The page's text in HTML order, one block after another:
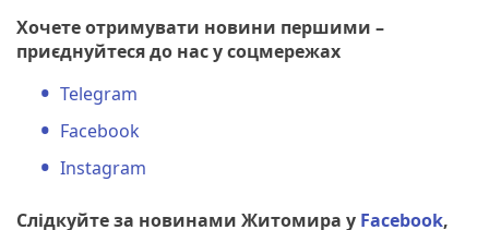
Хочете отримувати новини першими –
приєднуйтеся до нас у соцмережах
Telegram
Facebook
Instagram
Слідкуйте за новинами Житомира у Facebook,